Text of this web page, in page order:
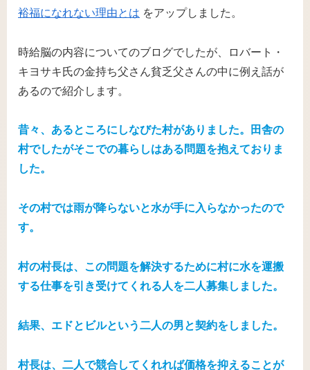
裕福になれない理由とは をアップしました。
時給脳の内容についてのブログでしたが、ロバート・
キヨサキ氏の金持ち父さん貧乏父さんの中に例え話が
あるので紹介します。
昔々、あるところにしなびた村がありました。田舎の
村でしたがそこでの暮らしはある問題を抱えておりま
した。
その村では雨が降らないと水が手に入らなかったので
す。
村の村長は、この問題を解決するために村に水を運搬
する仕事を引き受けてくれる人を二人募集しました。
結果、エドとビルという二人の男と契約をしました。
村長は、二人で競合してくれれば価格を抑えることが